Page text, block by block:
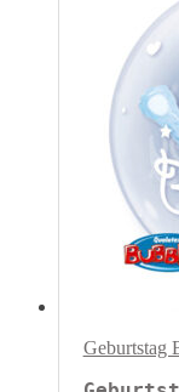
Geburtstag